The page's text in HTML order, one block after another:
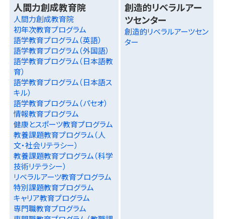
人間力創成教育院
人間力創成教育院
初年次教育プログラム
語学教育プログラム（英語）
語学教育プログラム（外国語）
語学教育プログラム（日本語教
育）
語学教育プログラム（日本語ス
キル）
語学教育プログラム（パセオ）
情報教育プログラム
健康とスポーツ教育プログラム
教養課題教育プログラム（人
文・社会リテラシー）
教養課題教育プログラム（科学
技術リテラシー）
リベラルアーツ教育プログラム
特別課題教育プログラム
キャリア教育プログラム
専門職教育プログラム
創造的リベラルアー
ツセンター
創造的リベラルアーツセン
ター